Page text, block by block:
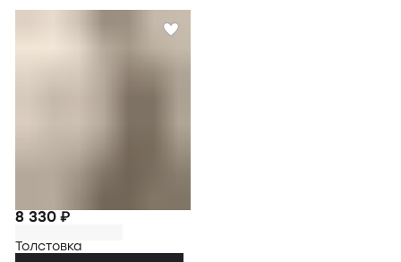
8 330 ₽
Толстовка